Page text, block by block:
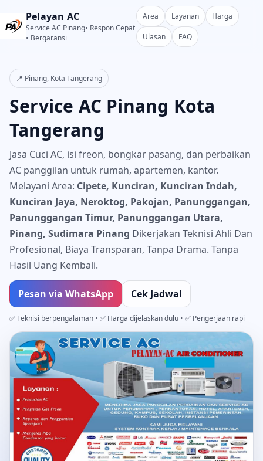
Pelayan AC
Service AC Pinang• Respon Cepat
• Bergaransi
Area Layanan Harga
Ulasan FAQ
📍 Pinang, Kota Tangerang
Service AC Pinang Kota
Tangerang
Jasa Cuci AC, isi freon, bongkar pasang, dan perbaikan
AC panggilan untuk rumah, apartemen, kantor.
Melayani Area: Cipete, Kunciran, Kunciran Indah,
Kunciran Jaya, Neroktog, Pakojan, Panunggangan,
Panunggangan Timur, Panunggangan Utara,
Pinang, Sudimara Pinang Dikerjakan Teknisi Ahli Dan
Profesional, Biaya Transparan, Tanpa Drama. Tanpa
Hasil Uang Kembali.
Pesan via WhatsApp Cek Jadwal
✅ Teknisi berpengalaman • ✅ Harga dijelaskan dulu • ✅ Pengerjaan rapi